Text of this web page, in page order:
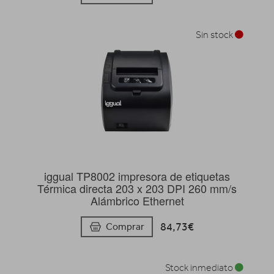
iggual TP8002 impresora de etiquetas
Térmica directa 203 x 203 DPI 260 mm/s
Alámbrico Ethernet
Comprar 84,73€
Sin stock
Stock inmediato